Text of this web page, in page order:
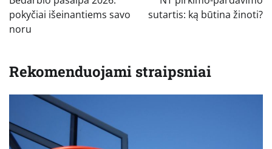
įrašų
pokyčiai išeinantiems savo
noru
sutartis: ką būtina žinoti?
Rekomenduojami straipsniai